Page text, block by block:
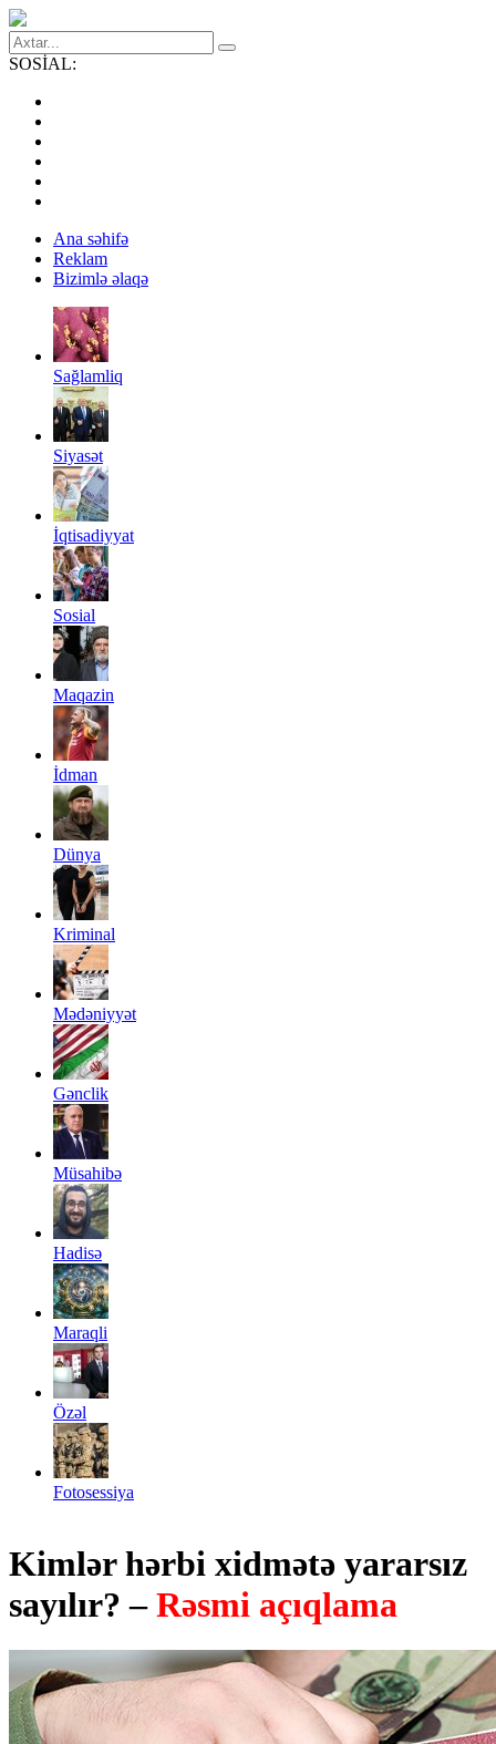
SOSİAL:
Ana səhifə
Reklam
Bizimlə əlaqə
Sağlamliq
Siyasət
İqtisadiyyat
Sosial
Maqazin
İdman
Dünya
Kriminal
Mədəniyyət
Gənclik
Müsahibə
Hadisə
Maraqli
Özəl
Fotosessiya
Kimlər hərbi xidmətə yararsız
sayılır? –Rəsmi açıqlama